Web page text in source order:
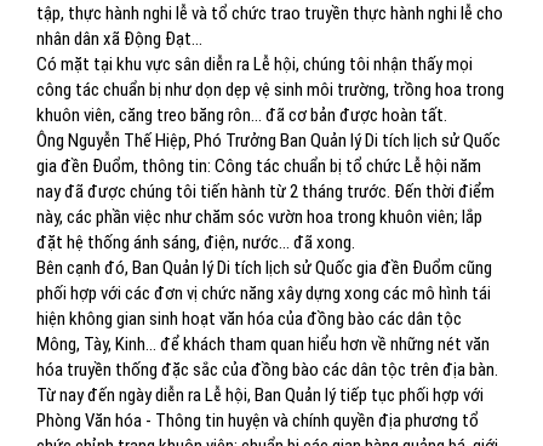
tập, thực hành nghi lễ và tổ chức trao truyền thực hành nghi lễ cho
nhân dân xã Động Đạt…
Có mặt tại khu vực sân diễn ra Lễ hội, chúng tôi nhận thấy mọi
công tác chuẩn bị như dọn dẹp vệ sinh môi trường, trồng hoa trong
khuôn viên, căng treo băng rôn… đã cơ bản được hoàn tất.
Ông Nguyễn Thế Hiệp, Phó Trưởng Ban Quản lý Di tích lịch sử Quốc
gia đền Đuổm, thông tin: Công tác chuẩn bị tổ chức Lễ hội năm
nay đã được chúng tôi tiến hành từ 2 tháng trước. Đến thời điểm
này, các phần việc như chăm sóc vườn hoa trong khuôn viên; lắp
đặt hệ thống ánh sáng, điện, nước… đã xong.
Bên cạnh đó, Ban Quản lý Di tích lịch sử Quốc gia đền Đuổm cũng
phối hợp với các đơn vị chức năng xây dựng xong các mô hình tái
hiện không gian sinh hoạt văn hóa của đồng bào các dân tộc
Mông, Tày, Kinh… để khách tham quan hiểu hơn về những nét văn
hóa truyền thống đặc sắc của đồng bào các dân tộc trên địa bàn.
Từ nay đến ngày diễn ra Lễ hội, Ban Quản lý tiếp tục phối hợp với
Phòng Văn hóa - Thông tin huyện và chính quyền địa phương tổ